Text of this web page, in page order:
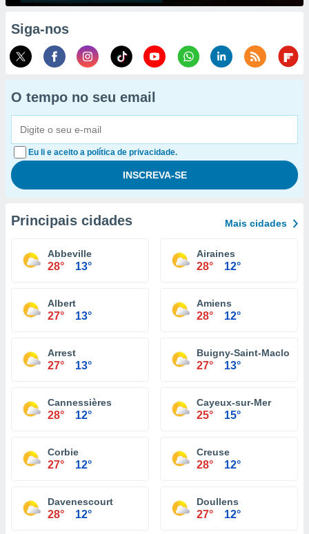
Siga-nos
O tempo no seu email
Eu li e aceito a política de privacidade.
Principais cidades Mais cidades
Abbeville
28° 13°
Airaines
28° 12°
Albert
27° 13°
Amiens
28° 12°
Arrest
27° 13°
Buigny-Saint-Maclou
27° 13°
Cannessières
28° 12°
Cayeux-sur-Mer
25° 15°
Corbie
27° 12°
Creuse
28° 12°
Davenescourt
28° 12°
Doullens
27° 12°